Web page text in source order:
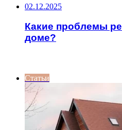
02.12.2025
Какие проблемы
доме?
Статьи